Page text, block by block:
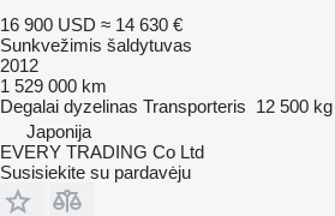
16 900 USD ≈ 14 630 €
Sunkvežimis šaldytuvas
2012
1 529 000 km
Degalai dyzelinas Transporteris 12 500 kg
Japonija
EVERY TRADING Co Ltd
Susisiekite su pardavėju